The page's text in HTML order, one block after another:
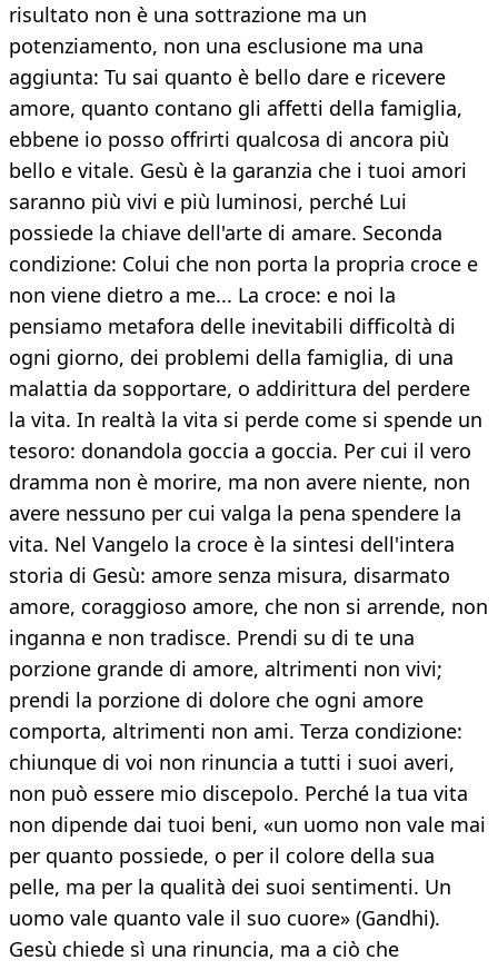
risultato non è una sottrazione ma un
potenziamento, non una esclusione ma una
aggiunta: Tu sai quanto è bello dare e ricevere
amore, quanto contano gli affetti della famiglia,
ebbene io posso offrirti qualcosa di ancora più
bello e vitale. Gesù è la garanzia che i tuoi amori
saranno più vivi e più luminosi, perché Lui
possiede la chiave dell'arte di amare. Seconda
condizione: Colui che non porta la propria croce e
non viene dietro a me... La croce: e noi la
pensiamo metafora delle inevitabili difficoltà di
ogni giorno, dei problemi della famiglia, di una
malattia da sopportare, o addirittura del perdere
la vita. In realtà la vita si perde come si spende un
tesoro: donandola goccia a goccia. Per cui il vero
dramma non è morire, ma non avere niente, non
avere nessuno per cui valga la pena spendere la
vita. Nel Vangelo la croce è la sintesi dell'intera
storia di Gesù: amore senza misura, disarmato
amore, coraggioso amore, che non si arrende, non
inganna e non tradisce. Prendi su di te una
porzione grande di amore, altrimenti non vivi;
prendi la porzione di dolore che ogni amore
comporta, altrimenti non ami. Terza condizione:
chiunque di voi non rinuncia a tutti i suoi averi,
non può essere mio discepolo. Perché la tua vita
non dipende dai tuoi beni, «un uomo non vale mai
per quanto possiede, o per il colore della sua
pelle, ma per la qualità dei suoi sentimenti. Un
uomo vale quanto vale il suo cuore» (Gandhi).
Gesù chiede sì una rinuncia, ma a ciò che